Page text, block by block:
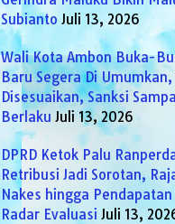
Subianto Juli 13, 2026
Wali Kota Ambon Buka-
Baru Segera Di Umumkan,
Disesuaikan, Sanksi
Berlaku Juli 13, 2026
DPRD Ketok Palu
Retribusi Jadi Sorotan,
Nakes hingga
Radar Evaluasi Juli 13,